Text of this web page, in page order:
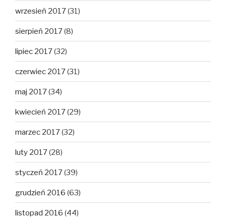
wrzesień 2017(31)
sierpień 2017(8)
lipiec 2017(32)
czerwiec 2017(31)
maj 2017(34)
kwiecień 2017(29)
marzec 2017(32)
luty 2017(28)
styczeń 2017(39)
grudzień 2016 (63)
listopad 2016 (44)